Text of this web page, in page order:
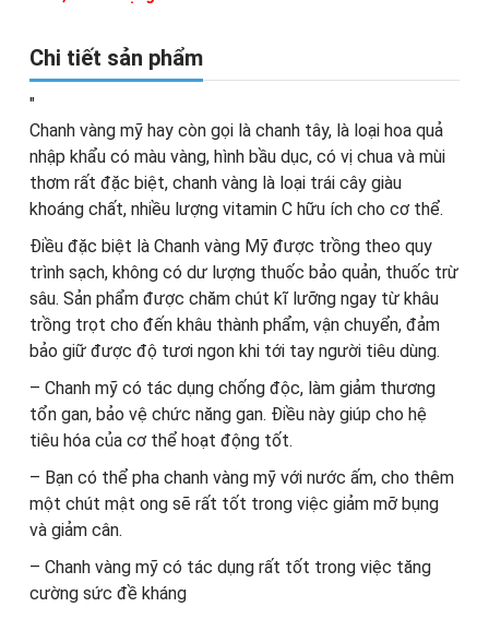
Chi tiết sản phẩm
"
Chanh vàng mỹ hay còn gọi là chanh tây, là loại hoa quả
nhập khẩu có màu vàng, hình bầu dục, có vị chua và mùi
thơm rất đặc biệt, chanh vàng là loại trái cây giàu
khoáng chất, nhiều lượng vitamin C hữu ích cho cơ thể.
Điều đặc biệt là Chanh vàng Mỹ được trồng theo quy
trình sạch, không có dư lượng thuốc bảo quản, thuốc trừ
sâu. Sản phẩm được chăm chút kĩ lưỡng ngay từ khâu
trồng trọt cho đến khâu thành phẩm, vận chuyển, đảm
bảo giữ được độ tươi ngon khi tới tay người tiêu dùng.
– Chanh mỹ có tác dụng chống độc, làm giảm thương
tổn gan, bảo vệ chức năng gan. Điều này giúp cho hệ
tiêu hóa của cơ thể hoạt động tốt.
– Bạn có thể pha chanh vàng mỹ với nước ấm, cho thêm
một chút mật ong sẽ rất tốt trong việc giảm mỡ bụng
và giảm cân.
– Chanh vàng mỹ có tác dụng rất tốt trong việc tăng
cường sức đề kháng